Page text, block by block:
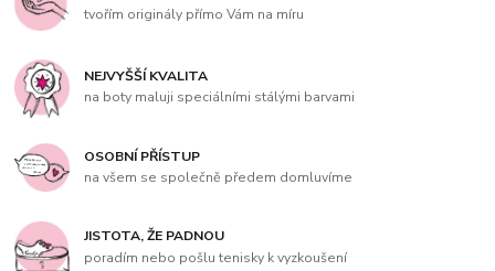
tvořím originály přímo Vám na míru
NEJVYŠŠÍ KVALITA
na boty maluji speciálními stálými barvami
OSOBNÍ PŘÍSTUP
na všem se společně předem domluvíme
JISTOTA, ŽE PADNOU
poradím nebo pošlu tenisky k vyzkoušení